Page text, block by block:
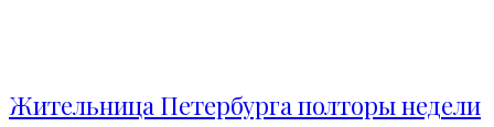
Жительница Петербурга полторы недели